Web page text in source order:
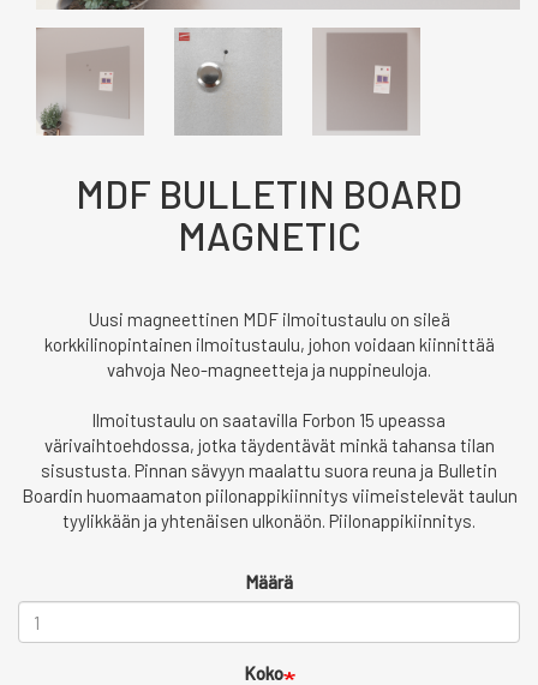
MDF BULLETIN BOARD
MAGNETIC
Uusi magneettinen MDF ilmoitustaulu on sileä
korkkilinopintainen ilmoitustaulu, johon voidaan kiinnittää
vahvoja Neo-magneetteja ja nuppineuloja.
llmoitustaulu on saatavilla Forbon 15 upeassa
värivaihtoehdossa, jotka täydentävät minkä tahansa tilan
sisustusta. Pinnan sävyyn maalattu suora reuna ja Bulletin
Boardin huomaamaton piilonappikiinnitys viimeistelevät taulun
tyylikkään ja yhtenäisen ulkonäön. Piilonappikiinnitys.
Määrä
Koko